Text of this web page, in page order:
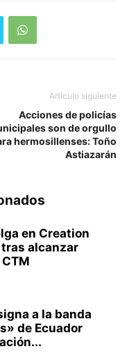
Artículo siguiente
Acciones de policías
son de orgullo
hermosillenses: Toño
Astiazarán
en Creation
alcanzar
a la banda
de Ecuador